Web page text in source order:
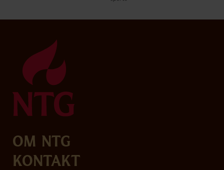
Om NTG
Kontakt